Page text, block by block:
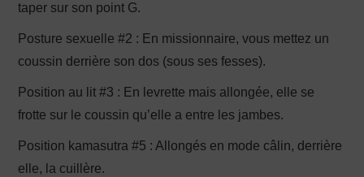
taper sur son point G.
Posture sexuelle #2 : En missionnaire, vous mettez un
coussin derrière son dos (sous ses fesses).
Position au lit #3 : En levrette mais allongée, elle se
frotte sur le coussin qu’elle a entre les jambes.
Position kamasutra #5 : Allongés en mode câlin, derrière
elle, la cuillère.